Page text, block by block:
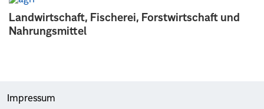
Landwirtschaft, Fischerei, Forstwirtschaft und
Nahrungsmittel
Impressum